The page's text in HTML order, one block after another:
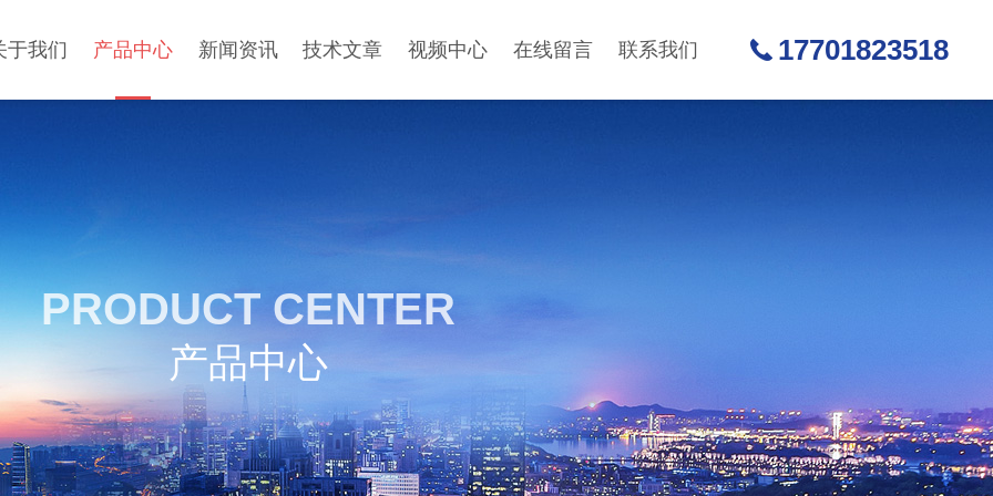
于我们 产品中心 新闻资讯 技术文章 视频中心 在线留言 联系我们 17701823518
PRODUCT CENTER
产品中心